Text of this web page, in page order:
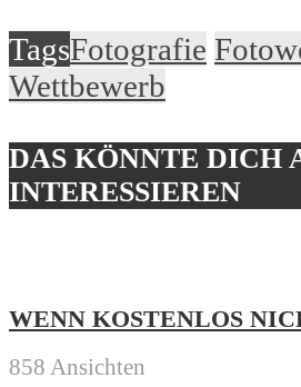
TagsFotografie
Wettbewerb
DAS KÖNNTE DICH
INTERESSIEREN
WENN KOSTENLOS
858 Ansichten